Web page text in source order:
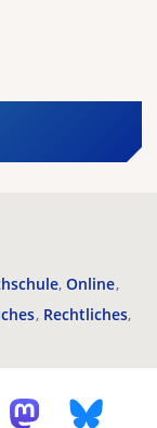
Online
Rechtliches